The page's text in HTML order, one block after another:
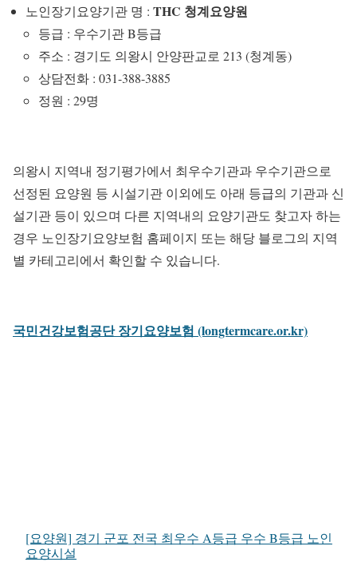
노인장기요양기관 명 : THC 청계요양원
등급 : 우수기관 B등급
주소 : 경기도 의왕시 안양판교로 213 (청계동)
상담전화 : 031-388-3885
정원 : 29명
의왕시 지역내 정기평가에서 최우수기관과 우수기관으로
선정된 요양원 등 시설기관 이외에도 아래 등급의 기관과 신
설기관 등이 있으며 다른 지역내의 요양기관도 찾고자 하는
경우 노인장기요양보험 홈페이지 또는 해당 블로그의 지역
별 카테고리에서 확인할 수 있습니다.
국민건강보험공단 장기요양보험 (longtermcare.or.kr)
[요양원] 경기 군포 전국 최우수 A등급 우수 B등급 노인
요양시설